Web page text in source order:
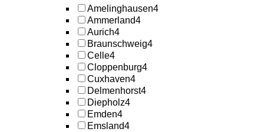
Amelinghausen4
Ammerland4
Aurich4
Braunschweig4
Celle4
Cloppenburg4
Cuxhaven4
Delmenhorst4
Diepholz4
Emden4
Emsland4